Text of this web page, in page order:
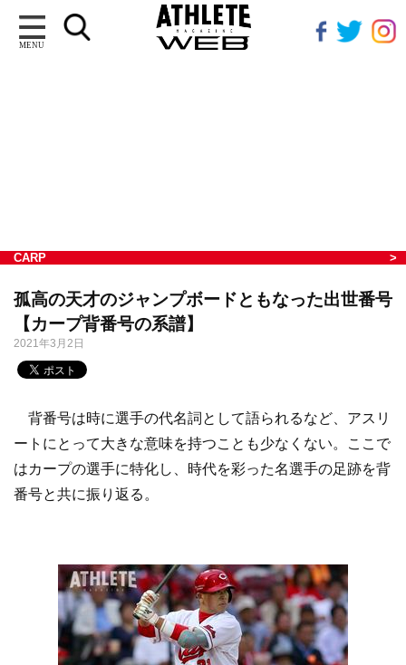
MENU
CARP
孤高の天才のジャンプボードともなった出世番号
【カープ背番号の系譜】
2021年3月2日
背番号は時に選手の代名詞として語られるなど、アスリ
ートにとって大きな意味を持つことも少なくない。ここで
はカープの選手に特化し、時代を彩った名選手の足跡を背
番号と共に振り返る。